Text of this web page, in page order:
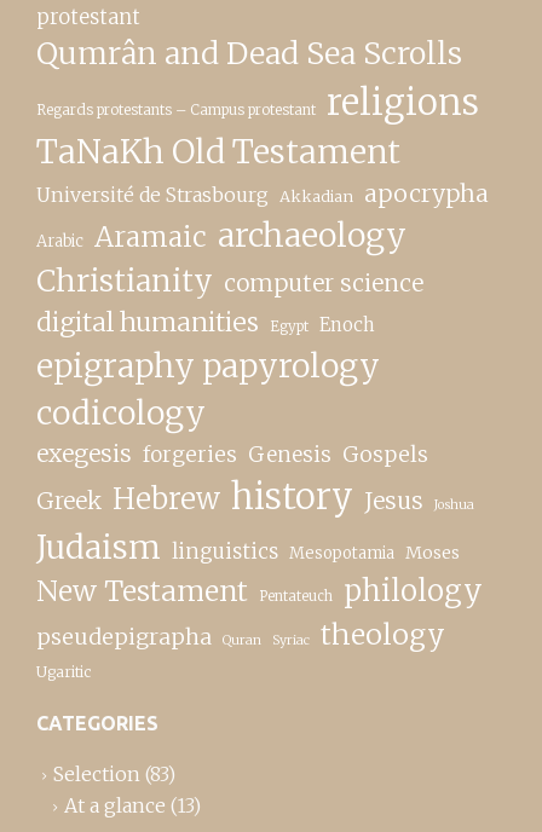
protestant
Qumrân and Dead Sea Scrolls
Regards protestants – Campus protestant religions
TaNaKh Old Testament
Université de Strasbourg Akkadian apocrypha
Arabic Aramaic archaeology
Christianity computer science
digital humanities Egypt Enoch
epigraphy papyrology
codicology
exegesis forgeries Genesis Gospels
Greek Hebrew history Jesus Joshua
Judaism linguistics Mesopotamia Moses
New Testament Pentateuch philology
pseudepigrapha Quran Syriac theology
Ugaritic
CATEGORIES
Selection (83)
At a glance (13)